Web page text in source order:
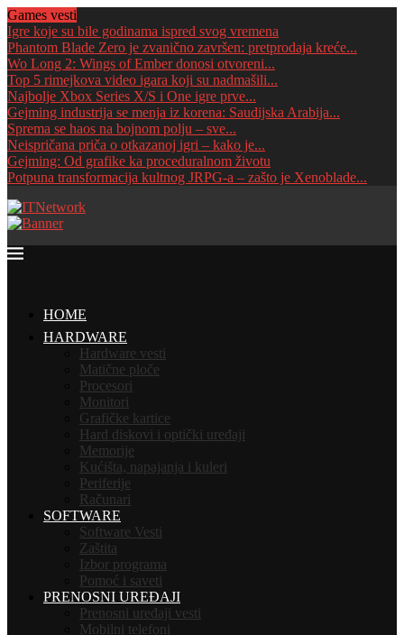
Games vesti
Igre koje su bile godinama ispred svog vremena
Phantom Blade Zero je zvanično završen: pretprodaja kreće...
Wo Long 2: Wings of Ember donosi otvoreni...
Top 5 rimejkova video igara koji su nadmašili...
Najbolje Xbox Series X/S i One igre prve...
Gejming industrija se menja iz korena: Saudijska Arabija...
Sprema se haos na bojnom polju – sve...
Neispričana priča o otkazanoj igri – kako je...
Gejming: Od grafike ka proceduralnom životu
Potpuna transformacija kultnog JRPG-a – zašto je Xenoblade...
HOME
HARDWARE
Hardware vesti
Matične ploče
Procesori
Monitori
Grafičke kartice
Hard diskovi i optički uređaji
Memorije
Kućišta, napajanja i kuleri
Periferije
Računari
SOFTWARE
Software Vesti
Zaštita
Izbor programa
Pomoć i saveti
PRENOSNI UREĐAJI
Prenosni uređaji vesti
Mobilni telefoni